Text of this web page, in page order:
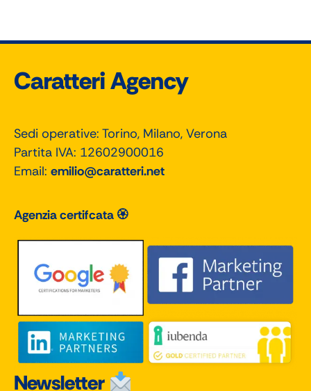
Caratteri Agency
Sedi operative: Torino, Milano, Verona
Partita IVA: 12602900016
Email: emilio@caratteri.net
Agenzia certifcata 🏵
Newsletter